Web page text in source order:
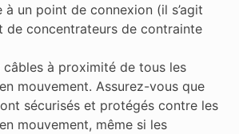
un point de connexion (il s’agit
de concentrateurs de contrainte
câbles à proximité de tous les
mouvement. Assurez-vous que
sécurisés et protégés contre les
mouvement, même si les